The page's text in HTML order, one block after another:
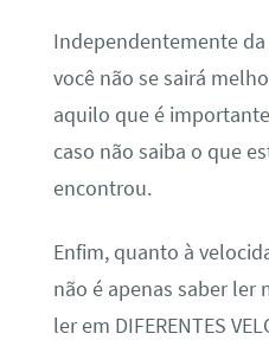
Independentemente
você não se sairá
aquilo que é
caso não saiba o que
encontrou.
Enfim, quanto à
não é apenas saber ler
ler em DIFERENTES